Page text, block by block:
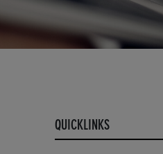
QUICKLINKS